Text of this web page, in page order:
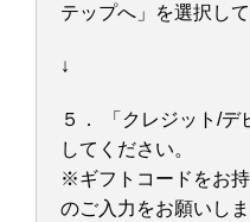
テップへ」を選択して
↓
５． 「クレジット/
してください。
※ギフトコードをお
のご入力をお願いしま